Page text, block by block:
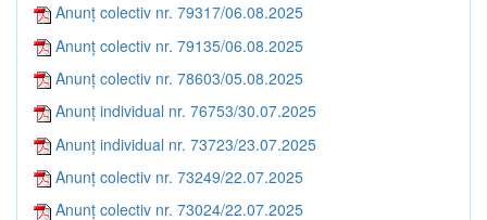
Anunț colectiv nr. 79317/06.08.2025
Anunț colectiv nr. 79135/06.08.2025
Anunț colectiv nr. 78603/05.08.2025
Anunț individual nr. 76753/30.07.2025
Anunț individual nr. 73723/23.07.2025
Anunț colectiv nr. 73249/22.07.2025
Anunț colectiv nr. 73024/22.07.2025